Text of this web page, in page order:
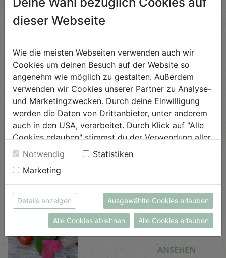
Eingelegtes Gemüse
ANSEHEN
Eingelegtes Blaukraut
Schwierigkeit
leicht
Bärlauchpesto
Schwierigkeit
leicht
ANSEHEN
dieser Webseite
Wie die meisten Webseiten verwenden auch wir
Cookies um deinen Besuch auf der Website so
angenehm wie möglich zu gestalten. Außerdem
verwenden wir Cookies unserer Partner zu Analyse-
und Marketingzwecken. Durch deine Einwilligung
werden die Daten von Drittanbieter, unter anderem
auch in den USA, verarbeitet. Durch Klick auf "Alle
Cookies erlauben" stimmst du der Verwendung aller
Cookies zu. Unter "Details anzeigen" findest du alle
Infos zu den unterschiedlichen Cookies, du kannst
auch entscheiden, welche Cookies du erlauben
möchtest.
Weitere Informationen findest du in unserer
Datenschutzerklärungbzw. imImpressum
Notwendig
Statistiken
Marketing
Details anzeigen Ausgewählte Cookies erlauben
Alle Cookies ablehnen Alle Cookies erlauben